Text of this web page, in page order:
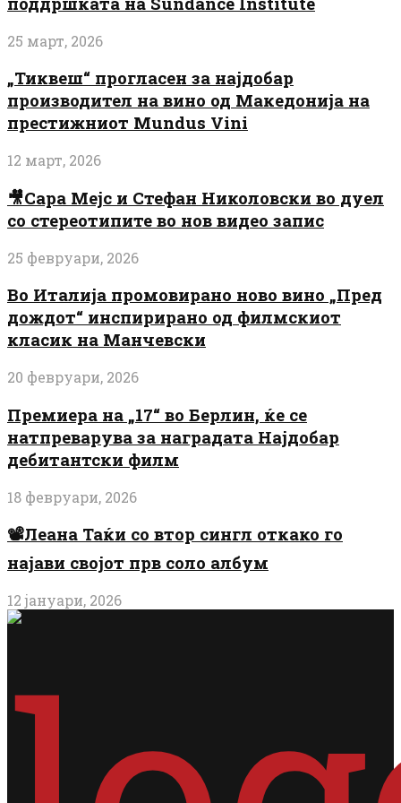
25 март, 2026
„Тиквеш“ прогласен за најдобар
производител на вино од Македонија на
престижниот Mundus Vini
12 март, 2026
🎥Сара Мејс и Стефан Николовски во дуел
со стереотипите во нов видео запис
25 февруари, 2026
Во Италија промовирано ново вино „Пред
дождот“ инспирирано од филмскиот
класик на Манчевски
20 февруари, 2026
Премиера на „17“ во Берлин, ќе се
натпреварува за наградата Најдобар
дебитантски филм
18 февруари, 2026
📽️Леана Таќи со втор сингл откако го
најави својот прв соло албум
12 јануари, 2026